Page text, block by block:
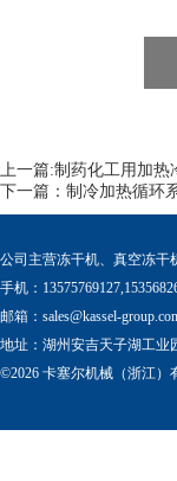
上一篇:制药化工用加热
下一篇： 制冷加热循环
公司主营冻干机、真空冻干
手机：
邮箱： sales@kassel-
地址：湖州安吉天子湖工业
©2026 卡塞尔机械（浙江）